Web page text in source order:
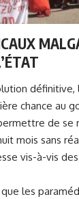
définitive,
chance au
de se
mois sans
vis-à-vis des
les